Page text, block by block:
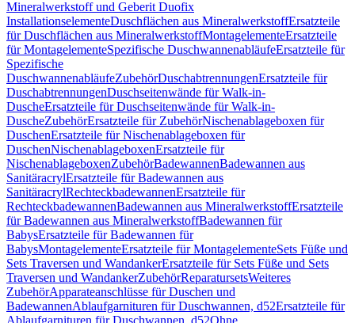
Mineralwerkstoff und Geberit Duofix
InstallationselementeDuschflächen aus MineralwerkstoffErsatzteile
für Duschflächen aus MineralwerkstoffMontagelementeErsatzteile
für MontagelementeSpezifische DuschwannenabläufeErsatzteile für
Spezifische
DuschwannenabläufeZubehörDuschabtrennungenErsatzteile für
DuschabtrennungenDuschseitenwände für Walk-in-
DuscheErsatzteile für Duschseitenwände für Walk-in-
DuscheZubehörErsatzteile für ZubehörNischenablageboxen für
DuschenErsatzteile für Nischenablageboxen für
DuschenNischenablageboxenErsatzteile für
NischenablageboxenZubehörBadewannenBadewannen aus
SanitäracrylErsatzteile für Badewannen aus
SanitäracrylRechteckbadewannenErsatzteile für
RechteckbadewannenBadewannen aus MineralwerkstoffErsatzteile
für Badewannen aus MineralwerkstoffBadewannen für
BabysErsatzteile für Badewannen für
BabysMontagelementeErsatzteile für MontagelementeSets Füße und
Sets Traversen und WandankerErsatzteile für Sets Füße und Sets
Traversen und WandankerZubehörReparatursetsWeiteres
ZubehörApparateanschlüsse für Duschen und
BadewannenAblaufgarnituren für Duschwannen, d52Ersatzteile für
Ablaufgarnituren für Duschwannen, d52Ohne